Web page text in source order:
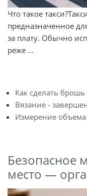
Что такое
предназначенное
за плату. Обычно
реже ...
Как сделать
Вязание -
Измерение
Безопасное
место —